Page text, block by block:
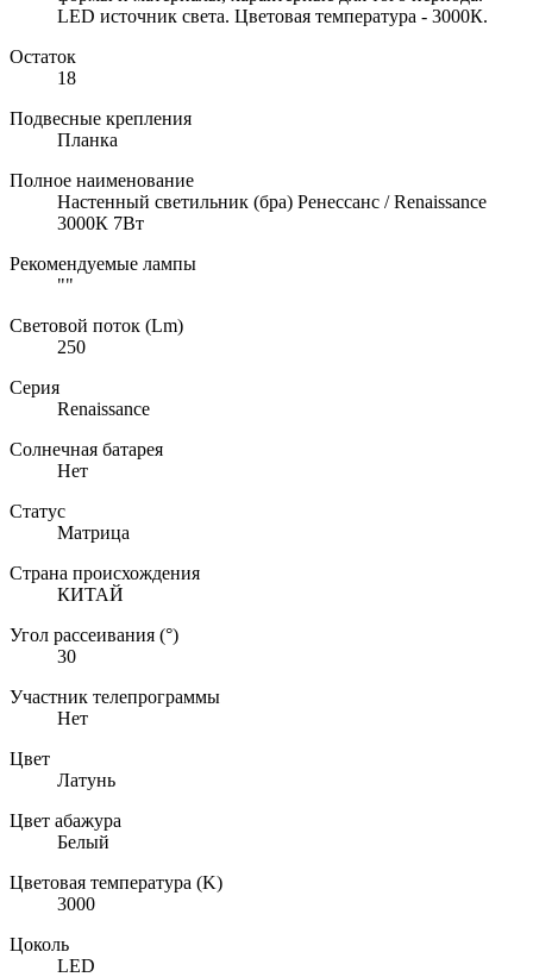
LED источник света. Цветовая температура - 3000К.
Остаток
18
Подвесные крепления
Планка
Полное наименование
Настенный светильник (бра) Ренессанс / Renaissance
3000К 7Вт
Рекомендуемые лампы
""
Световой поток (Lm)
250
Серия
Renaissance
Солнечная батарея
Нет
Статус
Матрица
Страна происхождения
КИТАЙ
Угол рассеивания (°)
30
Участник телепрограммы
Нет
Цвет
Латунь
Цвет абажура
Белый
Цветовая температура (K)
3000
Цоколь
LED